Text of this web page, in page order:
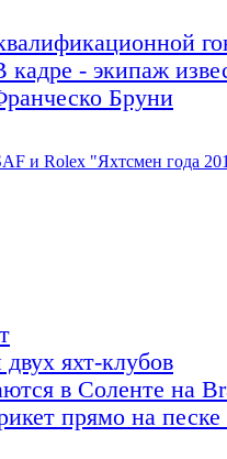
- экипаж
Бруни
и Rolex "Яхтсмен года
яхт-клубов
в Соленте на
прямо на песке